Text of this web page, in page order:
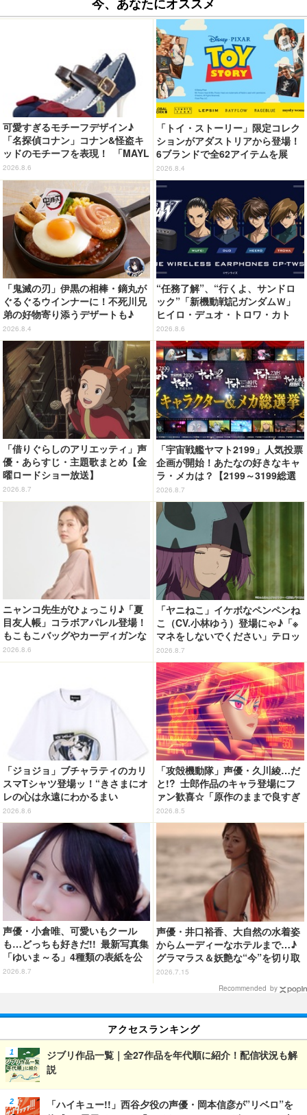
今、あなたにオススメ
可愛すぎるモチーフデザイン♪
「名探偵コナン」コナン&怪盗キ
ッドのモチーフを表現！ 「MAYL
A」パンプスがセール実施中【3
0％オフセール】
2026.8.6
「トイ・ストーリー」限定コレク
ションがアダストリアから登場！
6ブランドで全62アイテムを展
開 店舗で購入するとオリジナル
マグネットをプレゼント☆
2026.8.4
「鬼滅の刃」伊黒の相棒・鏑丸が
ぐるぐるウインナーに！不死川兄
弟の好物寄り添うデザートも♪
「ジョイフル」コラボ第3弾・第4
弾決定【8月18日～】
2026.8.4
“任務了解”、“行くよ、サンドロ
ック”「新機動戦記ガンダムＷ」
ヒイロ・デュオ・トロワ・カト
ル・五飛の声がする…！ 新規録
り下ろしボイス搭載のワイヤレス
イヤホンが登場
2026.8.6
「借りぐらしのアリエッティ」声
優・あらすじ・主題歌まとめ【金
曜ロードショー放送】
2026.8.7
「宇宙戦艦ヤマト2199」人気投票
企画が開始！あたなの好きなキャ
ラ・メカは？【2199～3199総選
挙】
2026.8.7
ニャンコ先生がひょっこり♪「夏
目友人帳」コラボアパレル登場！
もこもこバッグやカーディガンな
ど全8型
2026.8.6
「ヤニねこ」イケボなペンペンね
こ（CV.小林ゆう）登場にゃ♪「※
マネをしないでください」テロッ
プや、アルねこ失踪で江ノ島が聖
地になっちゃう!?「今期の癒し
枠」「怒られない回」第6話【ネ
タバレあり反応まとめ】
2026.8.7
「ジョジョ」ブチャラティのカリ
スマTシャツ登場ッ！“きさまにオ
レの心は永遠にわかるまい
ッ！”や感動のクライマックスを
デザイン
2026.8.6
「攻殻機動隊」声優・久川綾…だ
と!? 士郎作品のキャラ登場にフ
ァン歓喜☆「原作のままで良すぎ
るな」「脳の処理が追いつかない
よお」…第5話【ネタバレあり反
応まとめ】
2026.8.5
声優・小倉唯、可愛いもクール
も…どっちも好きだ!! 最新写真集
「ゆいま～る」4種類の表紙を公
開！「成長した私の姿を楽しんで
2026.8.7
声優・井口裕香、大自然の水着姿
からムーディーなホテルまで…♪
グラマラス＆妖艶な“今”を切り取
り！3冊目写真集が発売中
2026.7.15
Recommended by
アクセスランキング
ジブリ作品一覧｜全27作品を年代順に紹介！配信状況も解
説
「ハイキュー!!」西谷夕役の声優・岡本信彦が”リベロ”を